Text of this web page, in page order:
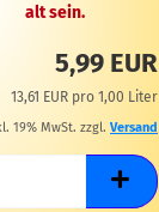
alt sein.
5,99 EUR
13,61 EUR pro 1,00 Liter
19% MwSt. zzgl. Versand